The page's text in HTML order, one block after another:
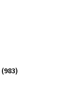
(983)